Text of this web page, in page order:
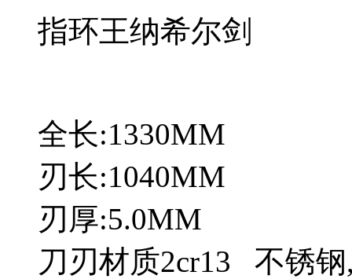
指环王纳希尔剑
全长:1330MM
刃长:1040MM
刃厚:5.0MM
刀刃材质2cr13 不锈